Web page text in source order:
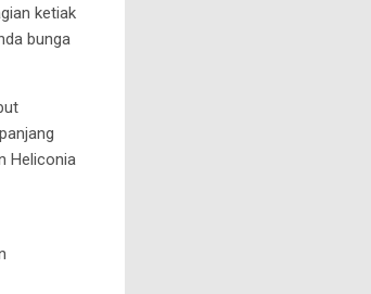
ketiak
bunga
Heliconia